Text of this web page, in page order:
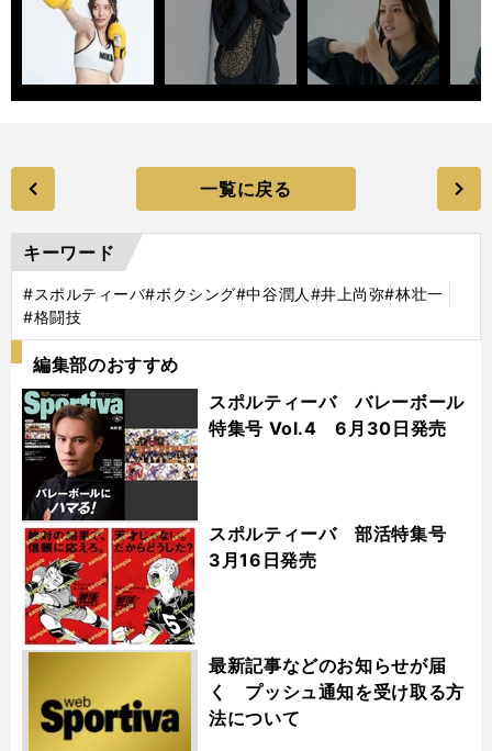
一覧に戻る
キーワード
#スポルティーバ#ボクシング#中谷潤人 #井上尚弥#林壮一
#格闘技
編集部のおすすめ
スポルティーバ バレーボール
特集号 Vol.4 6月30日発売
スポルティーバ 部活特集号
3月16日発売
最新記事などのお知らせが届
く プッシュ通知を受け取る方
法について